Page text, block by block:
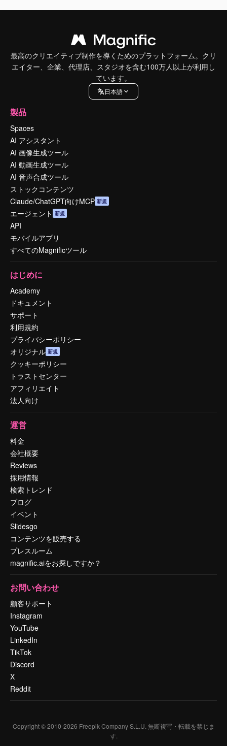
最高のクリエイティブ制作を導くためのプラットフォーム。クリ
エイター、企業、代理店、スタジオを含む100万人以上が利用し
ています。
日本語
製品
Spaces
AI アシスタント
AI 画像生成ツール
AI 動画生成ツール
AI 音声合成ツール
ストックコンテンツ
Claude/ChatGPT向けMCP 新規
エージェント 新規
API
モバイルアプリ
すべてのMagnificツール
はじめに
Academy
ドキュメント
サポート
利用規約
プライバシーポリシー
オリジナル 新規
クッキーポリシー
トラストセンター
アフィリエイト
法人向け
運営
料金
会社概要
Reviews
採用情報
検索トレンド
ブログ
イベント
Slidesgo
コンテンツを販売する
プレスルーム
magnific.aiをお探しですか？
お問い合わせ
顧客サポート
Instagram
YouTube
LinkedIn
TikTok
Discord
X
Reddit
Copyright © 2010-2026 Freepik Company S.L.U. 無断複写・転載を禁じま
す.